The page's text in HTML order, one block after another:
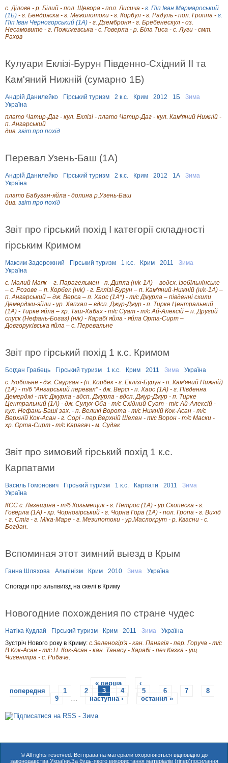
с. Ділове - р. Білий - пол. Щевора - пол. Лисича - г. Піп Іван Мармароський
(1Б) - г. Бендряска - г. Межипотоки - г. Корбул - г. Радуль - пол. Гроппа - г.
Піп Іван Черногорський (1А) - г. Дземброня - г. Бребенескул - оз.
Несамовите - г. Пожижевська - с. Говерла - р. Біла Тиса - с. Луги - смт.
Рахов
Кулуари Еклізі-Бурун Південно-Східний ІІ та
Кам'яний Нижній (сумарно 1Б)
Андрій Данилейко Гірський туризм 2 к.с. Крим 2012 1Б
Зима
Україна
плато Чатир-Даг - кул. Еклізі - плато Чатир-Даг - кул. Кам'яний Нижній -
п. Ангарський
див. звіт про похід
Перевал Узень-Баш (1А)
Андрій Данилейко Гірський туризм 2 к.с. Крим 2012 1А
Зима
Україна
плато Бабуган-яйла - долина р.Узень-Баш
див. звіт про похід
Звіт про гірський похід I категорії складності
гірським Кримом
Максим Задорожний Гірський туризм 1 к.с. Крим 2011
Зима
Україна
с. Малий Маяк – г. Парагельмен - п. Дипла (н/к-1А) – водсх. Ізобільнінське
– с. Розове – п. Корбек (н/к) - г. Еклізі-Бурун – п. Кам'яний-Нижній (н/к-1А) –
п. Ангарський – дж. Верса – п. Хаос (1А*) - т/с Джурла – південні схили
Демерджи-яйли - ур. Хапхал – вдсп. Джур-Джур - п. Тирке Центральний
(1А) - Тирке яйла – хр. Таш-Хабах - т/с Суат - т/с Ай-Алексій – п. Другий
спуск (Нефань-Богаз) (н/к) - Карабі яйла - яйла Орта-Сирт –
Довгоруківська яйла – с. Перевальне
Звіт про гірський похід 1 к.с. Кримом
Богдан Грабець Гірський туризм 1 к.с. Крим 2011 Зима
Україна
с. Ізобільне - дж. Саурган - (п. Корбек - г. Еклізі-Бурун - п. Кам'яний Нижній)
(1А) - т/б "Ангарський перевал" - дж. Версі - п. Хаос (1А) - г. Південна
Демерджі - т/с Джурла - вдсп. Джурла - вдсп. Джур-Джур - п. Тирке
Центральний (1А) - дж. Сулух-Оба - т/с Східний Суат - т/с Ай-Алексій -
кул. Нефань-Баші зах. - п. Великі Ворота - т/с Нижній Кок-Асан - т/с
Верхній Кок-Асан - г. Сорі - пер.Верхній Шелен - т/с Ворон - т/с Маски -
хр. Орта-Сирт - т/с Карагач - м. Судак
Звіт про зимовий гірський похід 1 к.с.
Карпатами
Василь Гомонович Гірський туризм 1 к.с. Карпати 2011
Зима
Україна
КСС с. Лазещина - т/б Козьмещик - г. Петрос (1А) - ур.Скопеска - г.
Говерла (1А) - хр. Чорногірський - г. Чорна Гора (1А) - пол. Гропа - г. Вихід
- г. Стіг - г. Міка-Маре - г. Мезипотоки - ур.Маслокрут - р. Квасни - с.
Богдан.
Вспоминая этот зимний выезд в Крым
Ганна Шляхова Альпінізм Крим 2010 Зима Україна
Спогади про альпвиїзд на скелі в Криму
Новогодние похождения по стране чудес
Натіка Кудлай Гірський туризм Крим 2011 Зима
Україна
Зустріч Нового року в Криму: с.Зеленогір'я - кан. Панагія - пер. Горуча - т/с
В.Кок-Асан - т/с Н. Кок-Асан - кан. Танасу - Карабі - печ.Казка - ущ.
Чигенітра - с. Рибаче
С
о
« перша
‹
попередня
1 2 3 4 5 6 7
8
9
наступна › остання »
© All rights reserved. Всі права на матеріали охороняються відповідно до
законодавства України.За будь-якого використання матеріалів (гіпер)посилання